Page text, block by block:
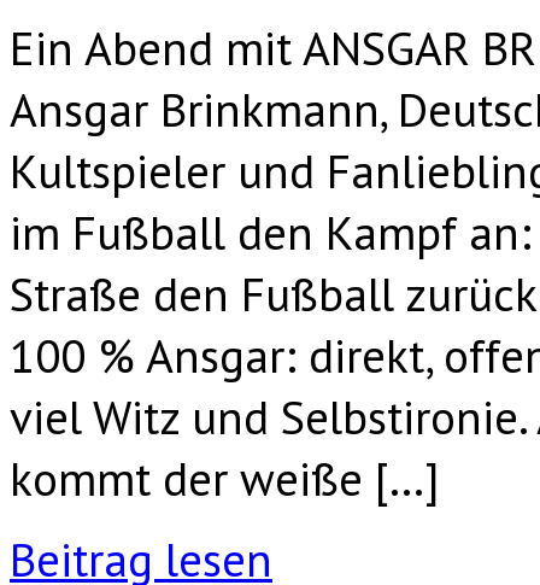
Ein Abend mit ANSGAR
Ansgar Brinkmann,
Kultspieler und
im Fußball den Kampf
Straße den Fußball
100 % Ansgar: direkt,
viel Witz und Selbstironie.
kommt der weiße […]
Beitrag lesen